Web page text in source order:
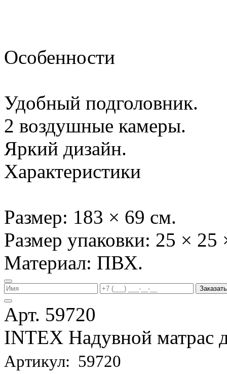
Особенности
Удобный подголовник.
2 воздушные камеры.
Яркий дизайн.
Характеристики
Размер: 183 × 69 см.
Размер упаковки: 25 × 25
Материал: ПВХ.
Заказать
Арт. 59720
INTEX Надувной матрас
Артикул: 59720